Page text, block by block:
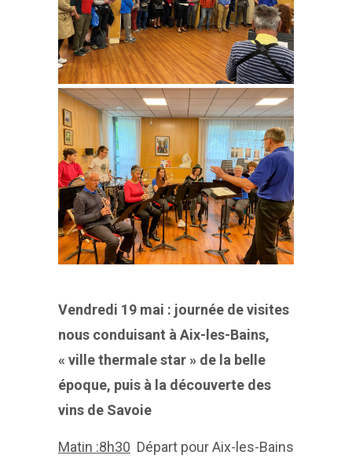
Vendredi 19 mai : journée de visites
nous conduisant à Aix-les-Bains,
« ville thermale star » de la belle
époque, puis à la découverte des
vins de Savoie
Matin :8h30 Départ pour Aix-les-Bains